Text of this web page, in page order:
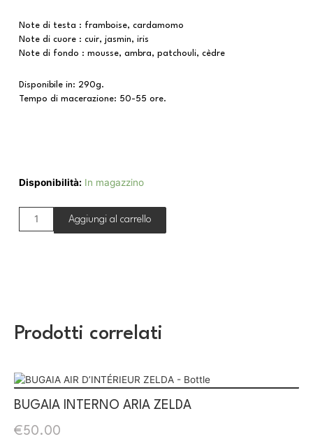
Note di testa : framboise, cardamomo
Note di cuore : cuir, jasmin, iris
Note di fondo : mousse, ambra, patchouli, cèdre
Disponibile in: 290g.
Tempo di macerazione: 50-55 ore.
Disponibilità: In magazzino
Aggiungi al carrello
Prodotti correlati
BUGAIA INTERNO ARIA ZELDA
€50.00